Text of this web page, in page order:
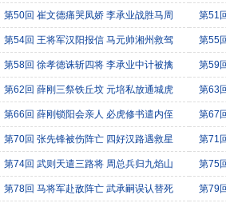
第50回 崔文德痛哭凤娇 李承业战胜马周 第51
第54回 王将军汉阳报信 马元帅湘州救驾 第55
第58回 徐孝德诛斩四将 李承业中计被擒 第59
第62回 薛刚三祭铁丘坟 元培私放通城虎 第63
第66回 薛刚锁阳会亲人 必虎修书遣内侄 第67
第70回 张先锋被伤阵亡 四好汉路遇救星 第71
第74回 武则天遣三路将 周总兵归九焰山 第75
第78回 马将军赴敌阵亡 武承嗣误认替死 第79